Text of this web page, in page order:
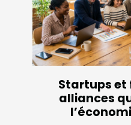
Startups et
alliances